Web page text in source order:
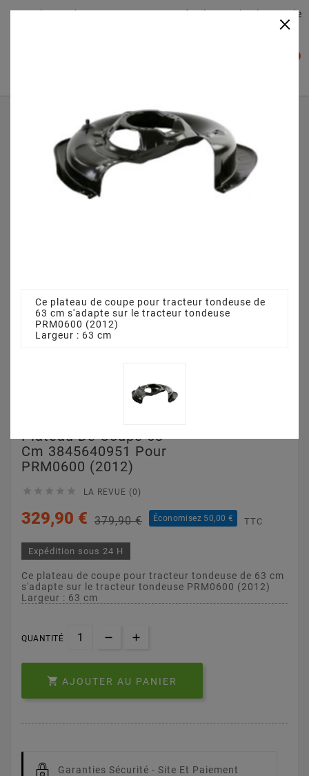
Plateaudecoupe.com : Trouver facilement le plateau de
Accueil
Plateau de coupe
Plateau de coupe 63 cm 3845640951 pour PRM0600
(2012)
Plateau De Coupe 63
Cm 3845640951 Pour
PRM0600 (2012)
     LA REVUE (0)
329,90 € 379,90 € Économisez 50,00 € TTC
Expédition sous 24 H
Ce plateau de coupe pour tracteur tondeuse de 63 cm
s'adapte sur le tracteur tondeuse PRM0600 (2012)
Largeur : 63 cm
QUANTITÉ
 AJOUTER AU PANIER
Garanties Sécurité - Site Et Paiement
×
Ce plateau de coupe pour tracteur tondeuse de
63 cm s'adapte sur le tracteur tondeuse
PRM0600 (2012)
Largeur : 63 cm